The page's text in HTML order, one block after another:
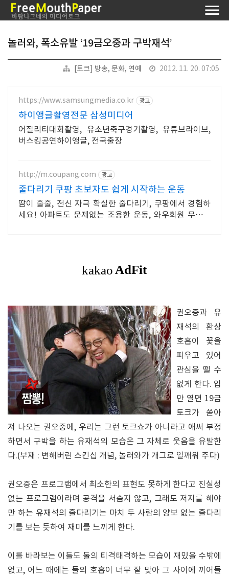
놀러와, 폭소유발 ‘19금오중과 구박재석’
[토크] 방송, 문화, 연예 2012. 11. 20. 07:05
https://www.samsungmedia.co.kr 광고
하이앵글촬영전문 삼성미디어
어질리티대회촬영, 유소년축구경기촬영, 유튜브라이브,
버스킹공연하이앵글, 전국출장
http://m.coupang.com 광고
줄다리기 쿠팡 초보자도 쉽게 시작하는 운동
땀이 줄줄, 전신 자극 확실한 줄다리기, 쿠팡에서 경험하
세요! 아파트도 문제없는 조용한 운동, 와우회원 무료배
권오중과 유
재석의 환상
호흡이 꽃을
피우고 있어
관심을 뗄 수
없게 한다. 입
만 열면 19금
토크가 쏟아
져 나오는 권오중에, 우리는 그런 토크쇼가 아니라고 애써 부정
하면서 구박을 하는 유재석의 모습은 그 자체로 웃음을 유발한
다.(부재 : 변해버린 스킨십 개념, 놀러와가 개그로 일깨워 주다)
권오중은 프로그램에서 최소한의 표현도 못하게 한다고 진실성
없는 프로그램이라며 공격을 서슴지 않고, 그래도 저지를 해야
만 하는 유재석의 줄다리기는 마치 두 사람의 양보 없는 줄다리
기를 보는 듯하여 재미를 느끼게 한다.
이를 바라보는 이들도 둘의 티격태격하는 모습이 재밌을 수밖에
없고, 어느 때에는 둘의 호흡이 너무 잘 맞아 그 사이에 끼어들